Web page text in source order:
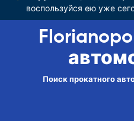
воспользуйся ею уже
Поиск прокатного